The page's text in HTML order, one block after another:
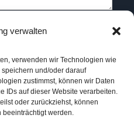
verwalten
verwenden wir Technologien wie
und/oder darauf
zustimmst, können wir Daten
IDs auf dieser Website verarbeiten.
oder zurückziehst, können
beeinträchtigt werden.